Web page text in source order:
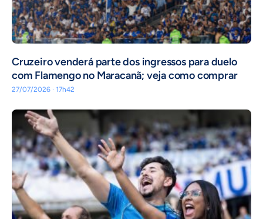
Cruzeiro venderá parte dos ingressos para duelo
com Flamengo no Maracanã; veja como comprar
27/07/2026 · 17h42